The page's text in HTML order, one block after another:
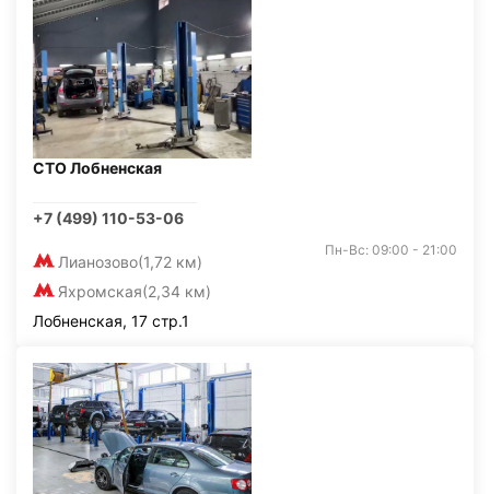
СТО Лобненская
+7 (499) 110-53-06
Лианозово(1,72 км)
Яхромская(2,34 км)
Пн-Вс: 09:00 - 21:00
Лобненская, 17 стр.1